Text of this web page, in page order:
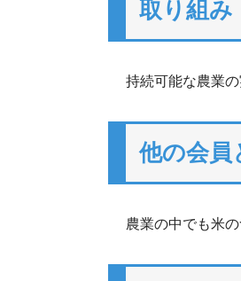
取り組み
持続可能な農業
他の会員
農業の中でも米